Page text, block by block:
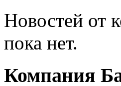
Новостей от
пока нет.
Компания